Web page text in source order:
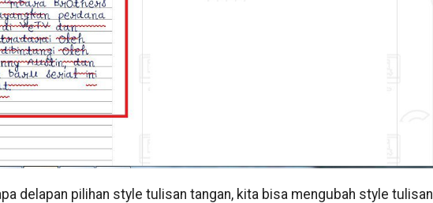
delapan pilihan style tulisan tangan, kita bisa mengubah style tulisan